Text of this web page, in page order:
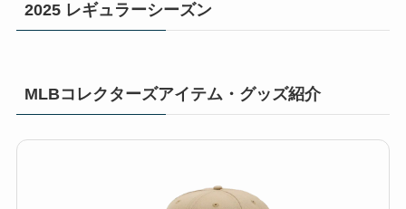
2025 レギュラーシーズン
MLBコレクターズアイテム・グッズ紹介